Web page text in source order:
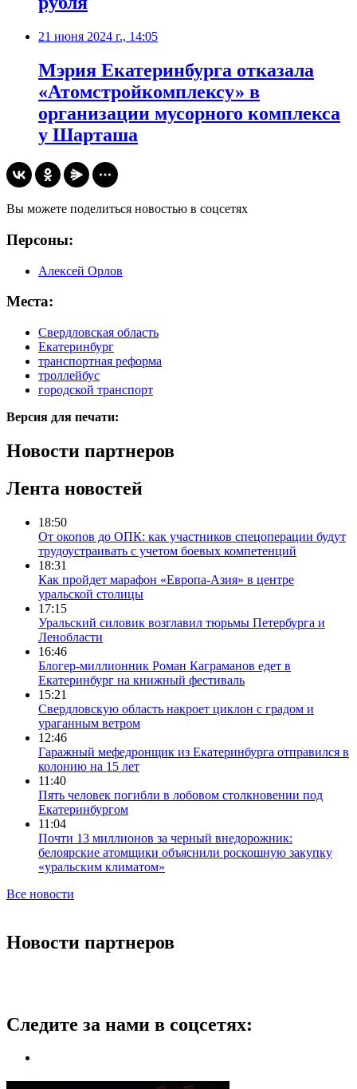
21 июня 2024 г., 14:05
Мэрия Екатеринбурга отказала
«Атомстройкомплексу» в
организации мусорного комплекса
у Шарташа
Вы можете поделиться новостью в соцсетях
Персоны:
Алексей Орлов
Места:
Свердловская область
Екатеринбург
транспортная реформа
троллейбус
городской транспорт
Версия для печати:
Новости партнеров
Лента новостей
18:50
От окопов до ОПК: как участников спецоперации будут
трудоустраивать с учетом боевых компетенций
18:31
Как пройдет марафон «Европа-Азия» в центре
уральской столицы
17:15
Уральский силовик возглавил тюрьмы Петербурга и
Ленобласти
16:46
Блогер-миллионник Роман Каграманов едет в
Екатеринбург на книжный фестиваль
15:21
Свердловскую область накроет циклон с градом и
ураганным ветром
12:46
Гаражный мефедронщик из Екатеринбурга отправился в
колонию на 15 лет
11:40
Пять человек погибли в лобовом столкновении под
Екатеринбургом
11:04
Почти 13 миллионов за черный внедорожник:
белоярские атомщики объяснили роскошную закупку
«уральским климатом»
Все новости
Новости партнеров
Следите за нами в соцсетях: